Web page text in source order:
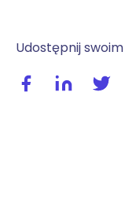
Udostępnij
Udostępnij